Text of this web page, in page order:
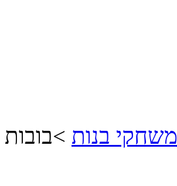
משחקי בנות >בובות